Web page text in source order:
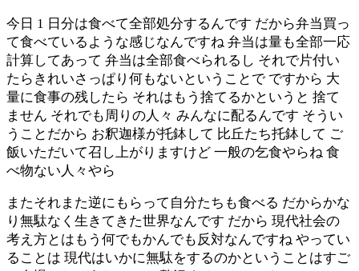
今日 1 日分は食べて全部処分するんです だから弁当買っ
て食べているような感じなんですね 弁当は量も全部一応
計算してあって 弁当は全部食べられるし それで片付い
たらきれいさっぱり何もないということで ですから 大
量に食事の残したら それはもう捨てるかというと 捨て
ません それでも周りの人々 みんなに配るんです そうい
うことだから お釈迦様が托鉢して 比丘たち托鉢して ご
飯いただいて召し上がりますけど 一般の乞食やらね 食
べ物ない人々やら
またそれまた逆にもらって自分たちも食べる だからかな
り無駄なく生きてきた世界なんです だから 現代社会の
考え方とはもう何でもかんでも反対なんですね やってい
ることは 現代はいかに無駄をするのかということはすご